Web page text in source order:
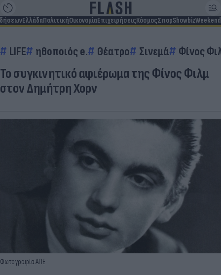
ΕλλάδαΠολιτικήΟικονομίαΕπιχειρήσειςΚόσμοςΣπορShowbizWeekend
LIFE ηθοποιός e. Θέατρο Σινεμά Φίνος
Το συγκινητικό αφιέρωμα της Φίνος Φιλμ
στον Δημήτρη Χορν
Φωτογραφία ΑΠΕ